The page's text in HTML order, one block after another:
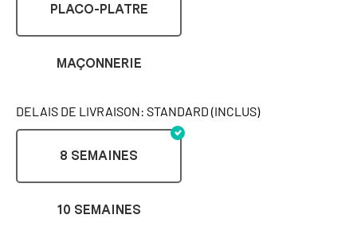
PLACO-PLATRE
MAÇONNERIE
DELAIS DE LIVRAISON: STANDARD (INCLUS)
8 SEMAINES
10 SEMAINES